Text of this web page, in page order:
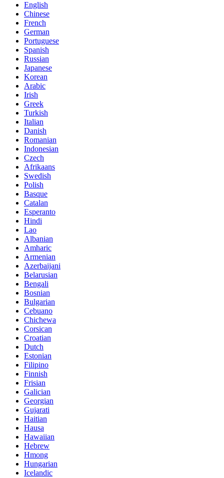
English
Chinese
French
German
Portuguese
Spanish
Russian
Japanese
Korean
Arabic
Irish
Greek
Turkish
Italian
Danish
Romanian
Indonesian
Czech
Afrikaans
Swedish
Polish
Basque
Catalan
Esperanto
Hindi
Lao
Albanian
Amharic
Armenian
Azerbaijani
Belarusian
Bengali
Bosnian
Bulgarian
Cebuano
Chichewa
Corsican
Croatian
Dutch
Estonian
Filipino
Finnish
Frisian
Galician
Georgian
Gujarati
Haitian
Hausa
Hawaiian
Hebrew
Hmong
Hungarian
Icelandic